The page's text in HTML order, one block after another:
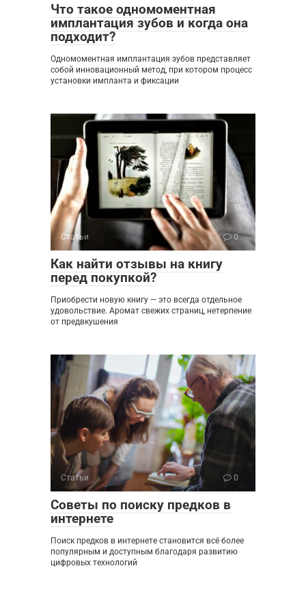
Что такое одномоментная
имплантация зубов и когда она
подходит?
Одномоментная имплантация зубов представляет
собой инновационный метод, при котором процесс
установки импланта и фиксации
Статьи 0
Как найти отзывы на книгу
перед покупкой?
Приобрести новую книгу — это всегда отдельное
удовольствие. Аромат свежих страниц, нетерпение
от предвкушения
Статьи 0
Советы по поиску предков в
интернете
Поиск предков в интернете становится всё более
популярным и доступным благодаря развитию
цифровых технологий